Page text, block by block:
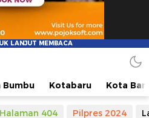
Faktual dan Mendidik
Bumbu Kotabaru Kota
Halaman 404 Pilpres 2024